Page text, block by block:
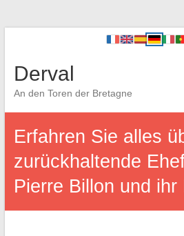
Derval
An den Toren der Bretagne
Erfahren Sie alles
zurückhaltende
Pierre Billon und ihr